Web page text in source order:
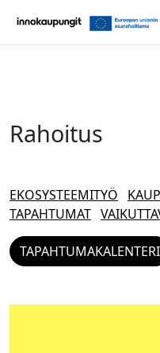
Rahoitus
EKOSYSTEEMITYÖ
TAPAHTUMAT
TAPAHTUMAKALENTERI